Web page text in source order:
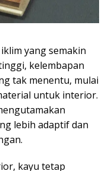
yang semakin
kelembapan
tak menentu, mulai
untuk interior.
lebih adaptif dan
kayu tetap